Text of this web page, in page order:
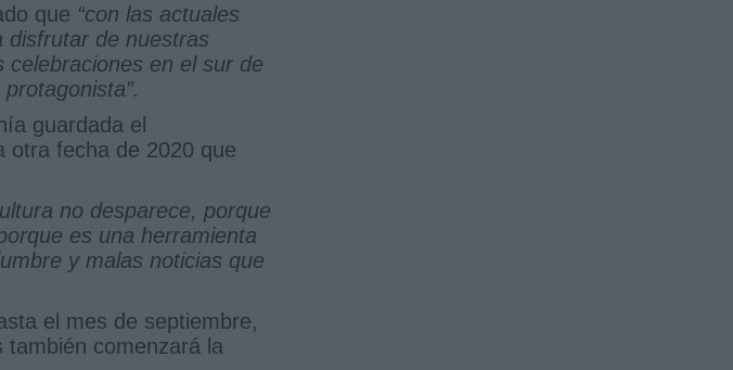
que “con las actuales
disfrutar de nuestras
en el sur de
guardada el
otra fecha de 2020 que
no desparece, porque
es una herramienta
y malas noticias que
el mes de septiembre,
comenzará la